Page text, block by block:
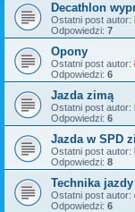
Decathlon
Ostatni post autor:
Odpowiedzi: 7
Opony
Ostatni post autor:
Odpowiedzi: 6
Jazda zimą
Ostatni post autor:
Odpowiedzi: 6
Jazda w SPD
Ostatni post autor:
Odpowiedzi: 8
Technika
Ostatni post autor:
Odpowiedzi: 6